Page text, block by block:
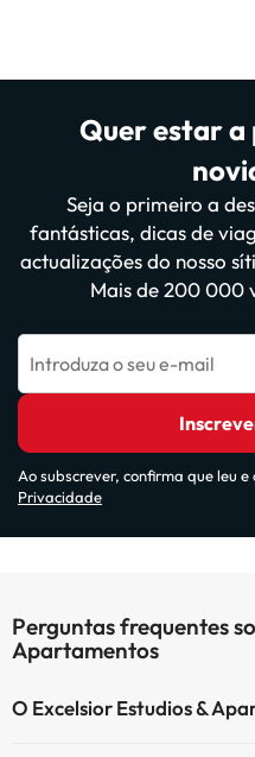
Quer estar a
Seja o primeiro a
fantásticas, dicas de
actualizações do nosso
Mais de 200 000
Introduza o seu e-mail
Ao subscrever, confirma que leu e
Privacidade
Perguntas frequentes
Apartamentos
O Excelsior Estudios &